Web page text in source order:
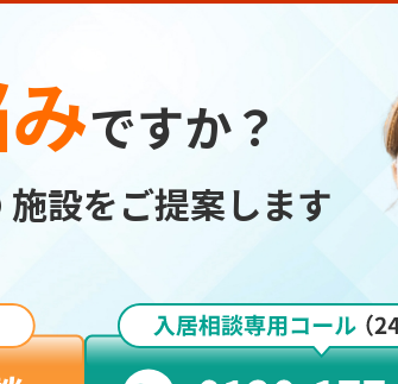
ですか？
施設をご提案します